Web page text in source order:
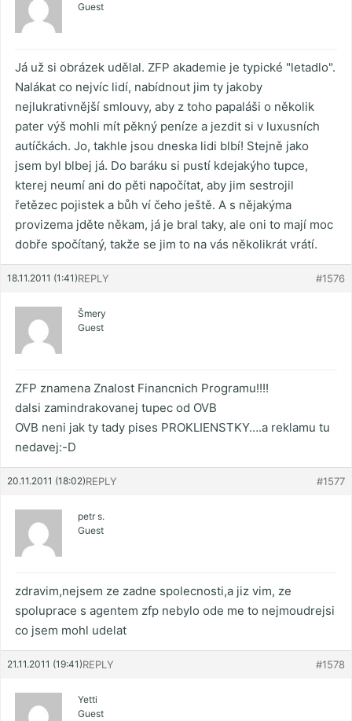
Guest
Já už si obrázek udělal. ZFP akademie je typické "letadlo".
Nalákat co nejvíc lidí, nabídnout jim ty jakoby
nejlukrativnější smlouvy, aby z toho papaláši o několik
pater výš mohli mít pěkný peníze a jezdit si v luxusních
autíčkách. Jo, takhle jsou dneska lidi blbí! Stejně jako
jsem byl blbej já. Do baráku si pustí kdejakýho tupce,
kterej neumí ani do pěti napočítat, aby jim sestrojil
řetězec pojistek a bůh ví čeho ještě. A s nějakýma
provizema jděte někam, já je bral taky, ale oni to mají moc
dobře spočítaný, takže se jim to na vás několikrát vrátí.
18.11.2011 (1:41) #1576
REPLY
Šmery
Guest
ZFP znamena Znalost Financnich Programu!!!!
dalsi zamindrakovanej tupec od OVB
OVB neni jak ty tady pises PROKLIENSTKY….a reklamu tu
nedavej:-D
20.11.2011 (18:02) #1577
REPLY
petr s.
Guest
zdravim,nejsem ze zadne spolecnosti,a jiz vim, ze
spoluprace s agentem zfp nebylo ode me to nejmoudrejsi
co jsem mohl udelat
21.11.2011 (19:41) #1578
REPLY
Yetti
Guest